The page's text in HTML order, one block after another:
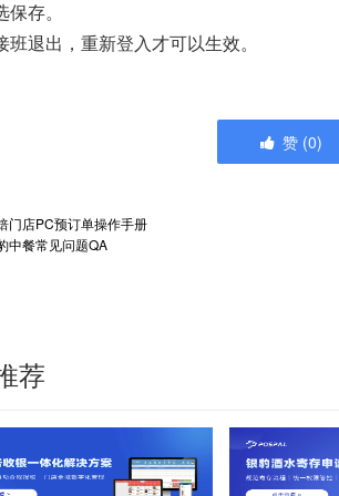
存。
班退出，重新登入才可以生效。
赞 (0)
门店PC预订单操作手册
中餐常见问题QA
荐